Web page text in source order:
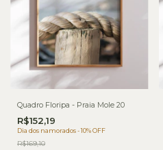
Quadro Floripa - Praia Mole 20
R$152,19
Dia dos namorados - 10% OFF
R$169,10